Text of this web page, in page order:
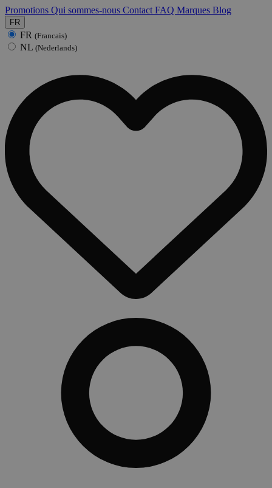
Promotions Qui sommes-nous Contact FAQ Marques Blog
FR
FR (Francais)
NL (Nederlands)